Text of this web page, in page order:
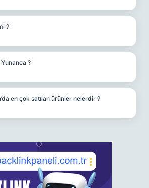
?
?
en çok satılan ürünler nelerdir ?